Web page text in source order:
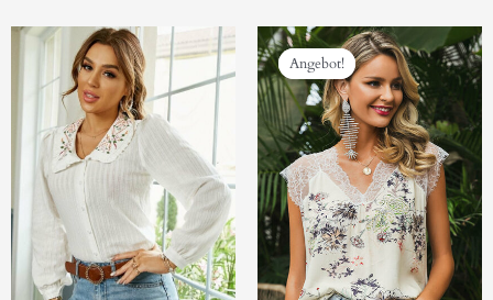
Angebot!
Angebot!
Preis
war:
€49.99
Preis
ist:
€29.16.